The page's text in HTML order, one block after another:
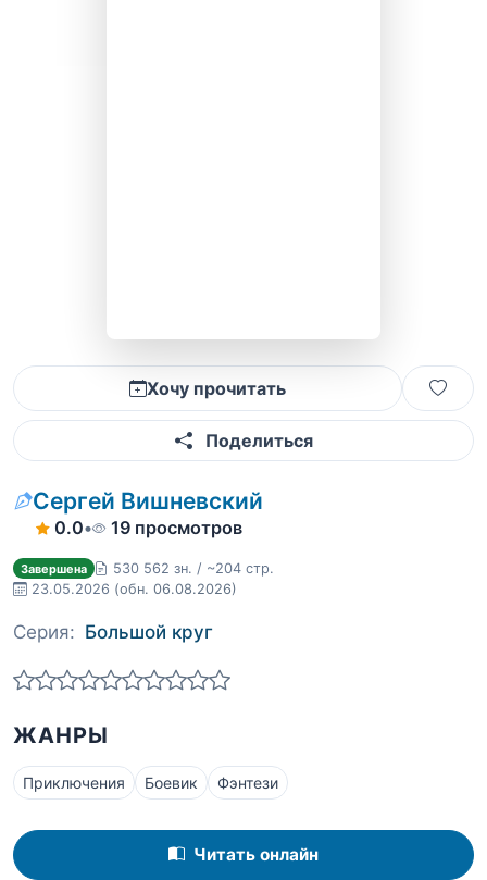
Хочу прочитать
Поделиться
Сергей Вишневский
0.0• 19 просмотров
Завершена
530 562 зн. / ~204 стр.
23.05.2026 (обн. 06.08.2026)
Серия: Большой круг
ЖАНРЫ
Приключения Боевик Фэнтези
Читать онлайн